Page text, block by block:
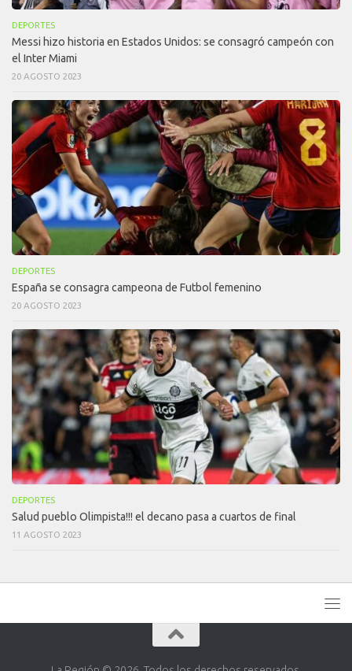
DEPORTES
Messi hizo historia en Estados Unidos: se consagró campeón con
el Inter Miami
20 AGOSTO 2023
DEPORTES
España se consagra campeona de Futbol femenino
20 AGOSTO 2023
DEPORTES
Salud pueblo Olimpista!!! el decano pasa a cuartos de final
11 AGOSTO 2023